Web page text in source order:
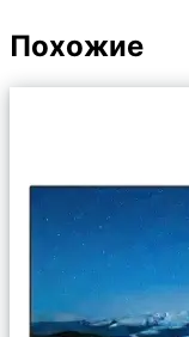
Похожие